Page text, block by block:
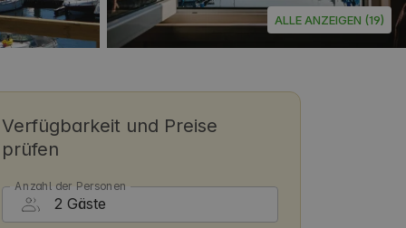
ALLE ANZEIGEN (19)
Verfügbarkeit und Preise
prüfen
Anzahl der Personen